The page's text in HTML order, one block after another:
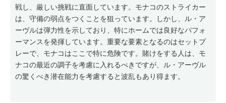
戦し、厳しい挑戦に直面しています。モナコのストライカー
は、守備の弱点をつくことを狙っています。しかし、ル・ア
ーヴルは弾力性を示しており、特にホームでは良好なパフォ
ーマンスを発揮しています。重要な要素となるのはセットプ
レーで、モナコはここで特に危険です。賭けをする人は、モ
ナコの最近の調子を考慮に入れるべきですが、ル・アーヴル
の驚くべき潜在能力を考慮すると波乱もあり得ます。